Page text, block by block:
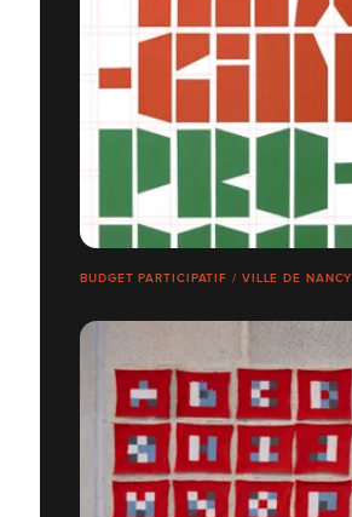
BUDGET PARTICIPATIF / VILLE DE NANCY